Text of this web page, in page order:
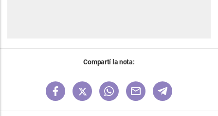
Compartí la nota: